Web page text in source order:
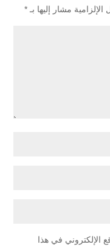
الإلزامية مشار إليها بـ *
الإلكتروني في هذا